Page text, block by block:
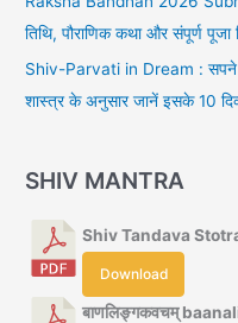
तिथि, पौराणिक कथा और संपूर्ण पूजा
Shiv-Parvati in Dream : सपने में
शास्त्र के अनुसार जानें इसके 10
SHIV MANTRA
Shiv Tandava
Download
बाणलिङ्गकवचम्